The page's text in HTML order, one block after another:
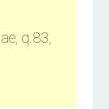
q.83,